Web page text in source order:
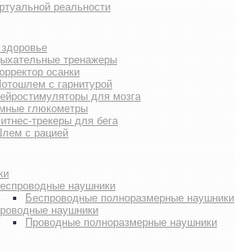
реальности
тренажеры
осанки
с гарнитурой
для мозга
глюкометры
трекеры для бега
с рацией
наушники
Беспроводные полноразмерные наушники
наушники
Проводные полноразмерные наушники